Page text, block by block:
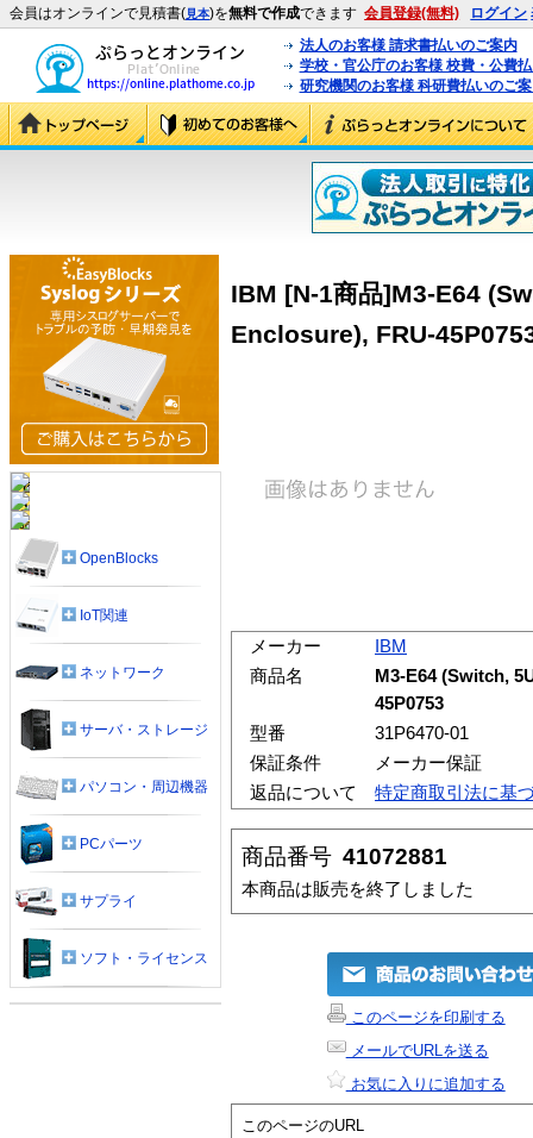
会員はオンラインで見積書(見本)を無料で作成できます 会員登録(無料) ログイン
法人のお客様 請求書払いのご案内
学校・官公庁のお客様 校費・公費
研究機関のお客様 科研費払いのご
IBM [N-1商品]M3-E64
Enclosure), FRU-
メーカー
IBM
商品名
M3-E64 (Switch,
45P0753
型番
31P6470-01
保証条件
メーカー保証
返品について
特定商取引法に基
商品番号 41072881
本商品は販売を終了しました
このページを印刷する
メールでURLを送る
お気に入りに追加する
このページのURL
OpenBlocks
IoT関連
ネットワーク
サーバ・ストレージ
パソコン・周辺機器
PCパーツ
サプライ
ソフト・ライセンス